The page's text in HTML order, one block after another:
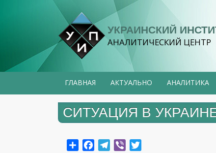
УКРАИНСКИЙ
АНАЛИТИЧЕСКИЙ ЦЕНТР
ГЛАВНАЯ АКТУАЛЬНО АНАЛИТИКА
СИТУАЦИЯ В УКРАИНЕ:
ShareFacebookTelegram
Viber